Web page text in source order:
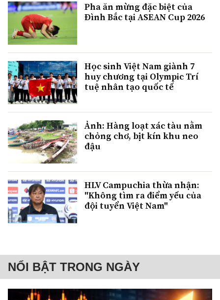
Pha ăn mừng đặc biệt của
Đình Bắc tại ASEAN Cup 2026
Học sinh Việt Nam giành 7
huy chương tại Olympic Trí
tuệ nhân tạo quốc tế
Ảnh: Hàng loạt xác tàu nằm
chỏng chơ, bịt kín khu neo
đậu
HLV Campuchia thừa nhận:
"Không tìm ra điểm yếu của
đội tuyển Việt Nam"
NỔI BẬT TRONG NGÀY